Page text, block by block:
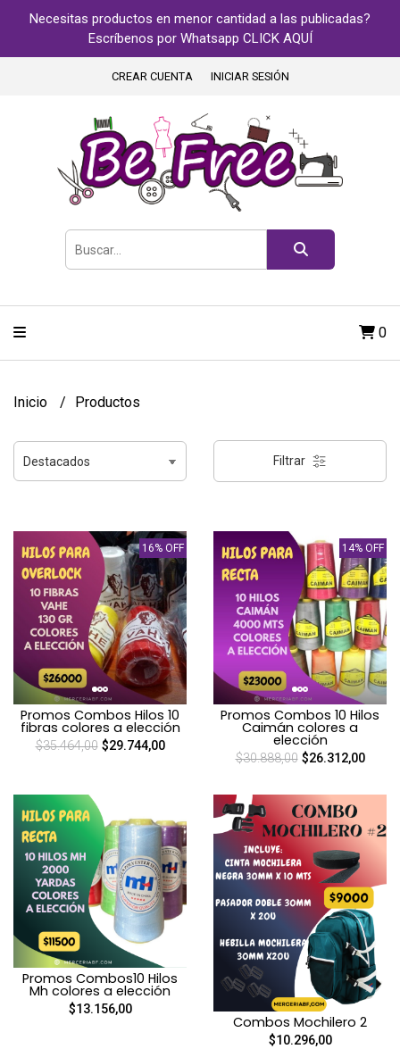
Necesitas productos en menor cantidad a las publicadas?
Escríbenos por Whatsapp CLICK AQUÍ
CREAR CUENTA INICIAR SESIÓN
0
Inicio Productos
Filtrar
16% OFF
Promos Combos Hilos 10
fibras colores a elección
$35.464,00$29.744,00
14% OFF
Promos Combos 10 Hilos
Caimán colores a
elección
$30.888,00$26.312,00
Promos Combos10 Hilos
Mh colores a elección
$13.156,00
Combos Mochilero 2
$10.296,00